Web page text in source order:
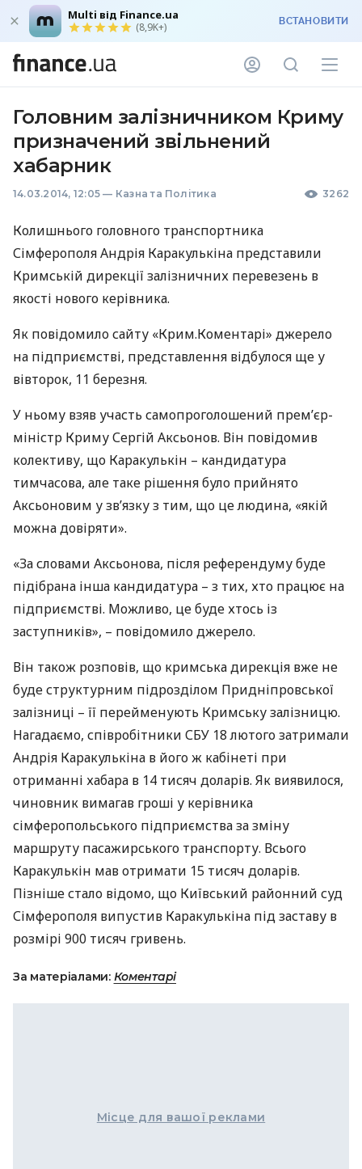
Multi від Finance.ua
(8,9K+) ВСТАНОВИТИ
Головним залізничником Криму
призначений звільнений
хабарник
14.03.2014, 12:05 — Казна та Політика 3262
Колишнього головного транспортника
Сімферополя Андрія Каракулькіна представили
Кримській дирекції залізничних перевезень в
якості нового керівника.
Як повідомило сайту «Крим.Коментарі» джерело
на підприємстві, представлення відбулося ще у
вівторок, 11 березня.
У ньому взяв участь самопроголошений прем’єр-
міністр Криму Сергій Аксьонов. Він повідомив
колективу, що Каракулькін – кандидатура
тимчасова, але таке рішення було прийнято
Аксьоновим у зв’язку з тим, що це людина, «якій
можна довіряти».
«За словами Аксьонова, після референдуму буде
підібрана інша кандидатура – з тих, хто працює на
підприємстві. Можливо, це буде хтось із
заступників», – повідомило джерело.
Він також розповів, що кримська дирекція вже не
буде структурним підрозділом Придніпровської
залізниці – її перейменують Кримську залізницю.
Нагадаємо, співробітники СБУ 18 лютого затримали
Андрія Каракулькіна в його ж кабінеті при
отриманні хабара в 14 тисяч доларів. Як виявилося,
чиновник вимагав гроші у керівника
сімферопольського підприємства за зміну
маршруту пасажирського транспорту. Всього
Каракулькін мав отримати 15 тисяч доларів.
Пізніше стало відомо, що Київський районний суд
Сімферополя випустив Каракулькіна під заставу в
розмірі 900 тисяч гривень.
За матеріалами: Коментарі
Місце для вашої реклами